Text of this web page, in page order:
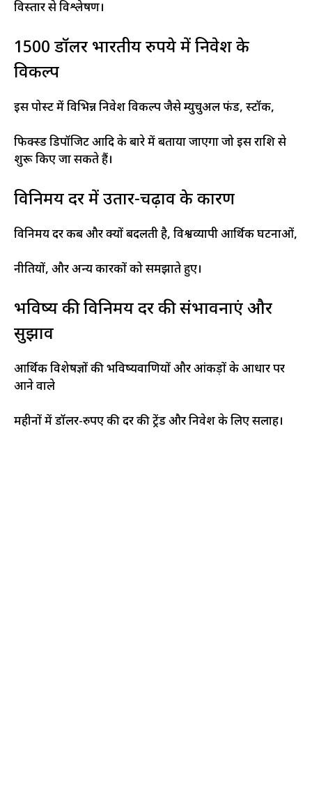
विस्तार से विश्लेषण।
1500 डॉलर भारतीय रुपये में निवेश के
विकल्प
इस पोस्ट में विभिन्न निवेश विकल्प जैसे म्युचुअल फंड, स्टॉक,
फिक्स्ड डिपॉजिट आदि के बारे में बताया जाएगा जो इस राशि से
शुरू किए जा सकते हैं।
विनिमय दर में उतार-चढ़ाव के कारण
विनिमय दर कब और क्यों बदलती है, विश्वव्यापी आर्थिक घटनाओं,
नीतियों, और अन्य कारकों को समझाते हुए।
भविष्य की विनिमय दर की संभावनाएं और
सुझाव
आर्थिक विशेषज्ञों की भविष्यवाणियों और आंकड़ों के आधार पर
आने वाले
महीनों में डॉलर-रुपए की दर की ट्रेंड और निवेश के लिए सलाह।